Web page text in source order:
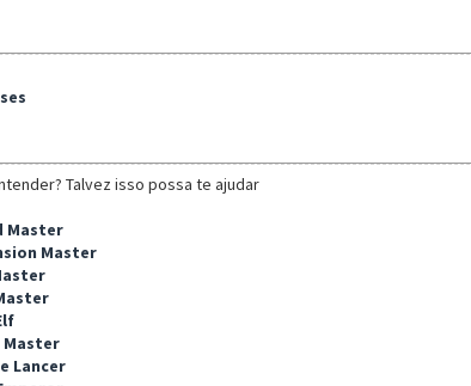
Talvez isso possa te ajudar
Master
Master
Master
Lancer